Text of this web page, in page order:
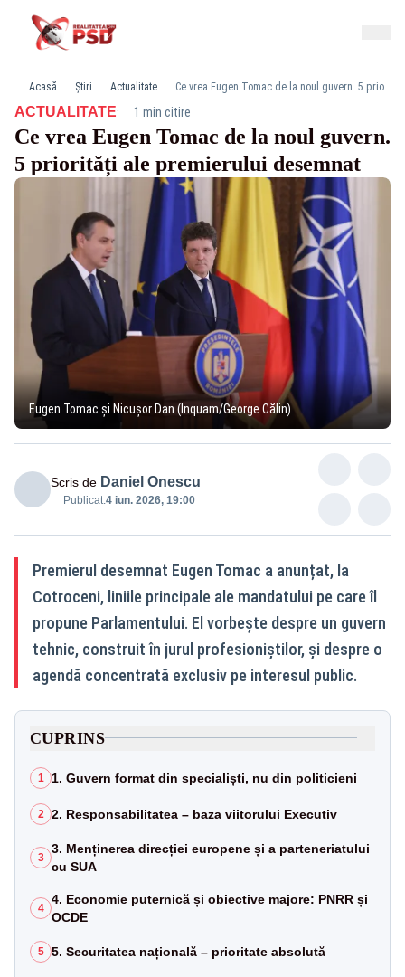
Acasă Știri Actualitate Ce vrea Eugen Tomac de la noul guvern. 5 priorități ale premierului desemnat
ACTUALITATE· 1 min citire
Ce vrea Eugen Tomac de la noul guvern.
5 priorități ale premierului desemnat
Eugen Tomac și Nicușor Dan (Inquam/George Călin)
Scris de Daniel Onescu
Publicat:4 iun. 2026, 19:00
Premierul desemnat Eugen Tomac a anunțat, la
Cotroceni, liniile principale ale mandatului pe care îl
propune Parlamentului. El vorbește despre un guvern
tehnic, construit în jurul profesioniștilor, și despre o
agendă concentrată exclusiv pe interesul public.
CUPRINS
1 1. Guvern format din specialiști, nu din politicieni
2 2. Responsabilitatea – baza viitorului Executiv
3
3. Menținerea direcției europene și a parteneriatului
cu SUA
4
4. Economie puternică și obiective majore: PNRR și
OCDE
5 5. Securitatea națională – prioritate absolută